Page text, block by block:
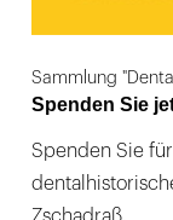
Sammlung
Spenden Sie
Spenden Sie